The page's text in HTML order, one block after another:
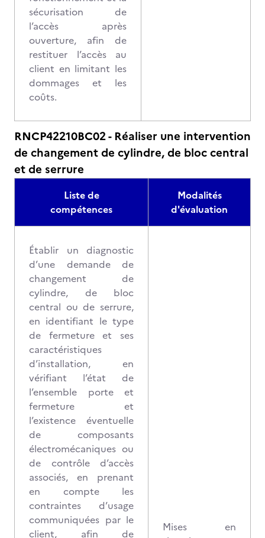
sécurisation de
l’accès après
ouverture, afin de
restituer l’accès au
client en limitant les
dommages et les
coûts.
RNCP42210BC02 - Réaliser une intervention
de changement de cylindre, de bloc central
et de serrure
Liste de
compétences
Modalités
d'évaluation
Établir un diagnostic
d’une demande de
changement de
cylindre, de bloc
central ou de serrure,
en identifiant le type
de fermeture et ses
caractéristiques
d’installation, en
vérifiant l’état de
l’ensemble porte et
fermeture et
l’existence éventuelle
de composants
électromécaniques ou
de contrôle d’accès
associés, en prenant
en compte les
contraintes d’usage
communiquées par le
client, afin de
Mises en